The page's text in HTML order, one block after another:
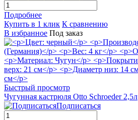
Подробнее
Купить в 1 клик К сравнению
В избранное Под заказ
Быстрый просмотр
Чугунная кастрюля Otto Schroeder 2,5л
Подписаться